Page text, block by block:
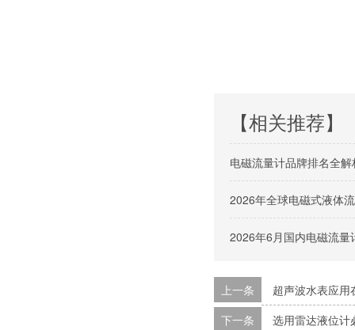
【相关推荐】
电磁流量计品牌排名全
2026年全球电磁式液体
2026年6月国内电磁流
上一条
超声波水表应
下一条
选用雷达液位计